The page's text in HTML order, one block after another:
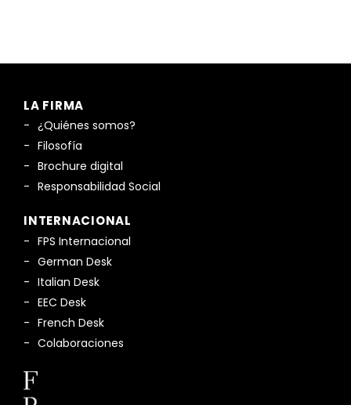
LA FIRMA
¿Quiénes somos?
Filosofía
Brochure digital
Responsabilidad Social
INTERNACIONAL
FPS Internacional
German Desk
Italian Desk
EEC Desk
French Desk
Colaboraciones